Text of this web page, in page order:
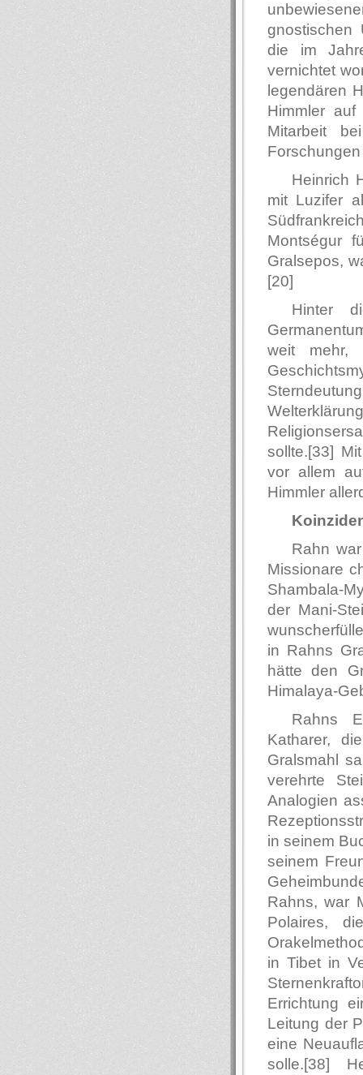
gnostischen
die im
vernichtet
legendären
Himmler
Mitarbeit
Heinrich
mit Luzifer
Montségur
Gralsepos,
[20]
Hinter
weit mehr,
sollte.[33]
vor allem
Himmler
Rahn
Missionare
Shambala-
der Mani-
in Rahns
hätte den
Himalaya-
Rahns
Katharer,
Gralsmahl
verehrte
Analogien
in seinem
seinem
Rahns, war
Polaires,
in Tibet in
Errichtung
Leitung der
eine
solle.[38]